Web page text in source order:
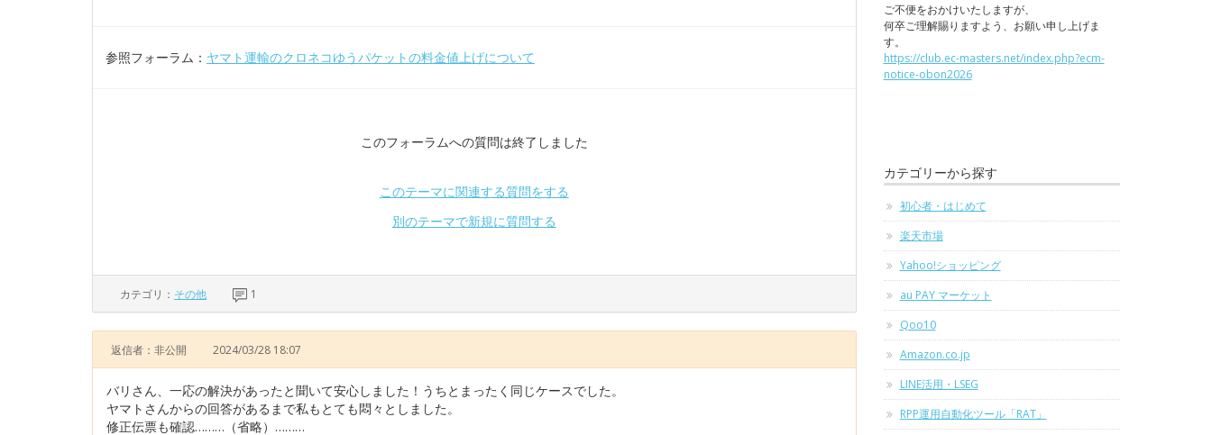
参照フォーラム： ヤマト運輸のクロネコゆうパケットの料金値上げについて
このフォーラムへの質問は終了しました
このテーマに関連する質問をする
別のテーマで新規に質問する
カテゴリ： その他 1
返信者：非公開 2024/03/28 18:07
バリさん、一応の解決があったと聞いて安心しました！うちとまったく同じケースでした。
ヤマトさんからの回答があるまで私もとても悶々としました。
修正伝票も確認………（省略）………
ご不便をおかけいたしますが、
何卒ご理解賜りますよう、お願い申し上げま
す。
https://club.ec-masters.net/index.php?ecm-
notice-obon2026
カテゴリーから探す
初心者・はじめて
楽天市場
Yahoo!ショッピング
au PAY マーケット
Qoo10
Amazon.co.jp
LINE活用・LSEG
RPP運用自動化ツール「RAT」